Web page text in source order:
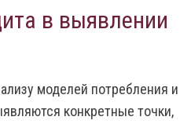
в выявлении
моделей потребления и
конкретные точки,